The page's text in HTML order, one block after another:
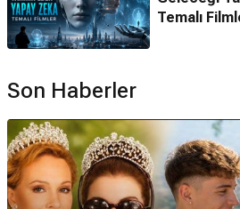
Temalı
Son Haberler